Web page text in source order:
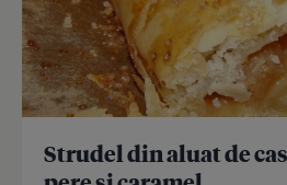
Strudel din aluat de